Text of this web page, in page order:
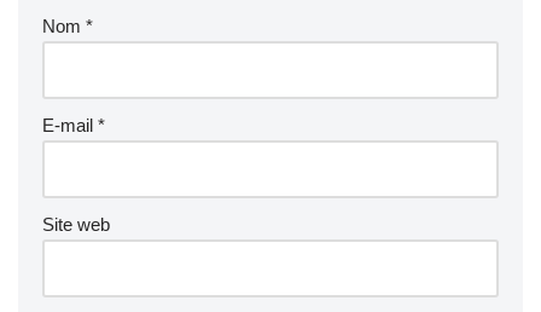
Nom *
E-mail *
Site web